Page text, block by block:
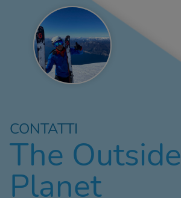
CONTATTI
The Outside
Planet